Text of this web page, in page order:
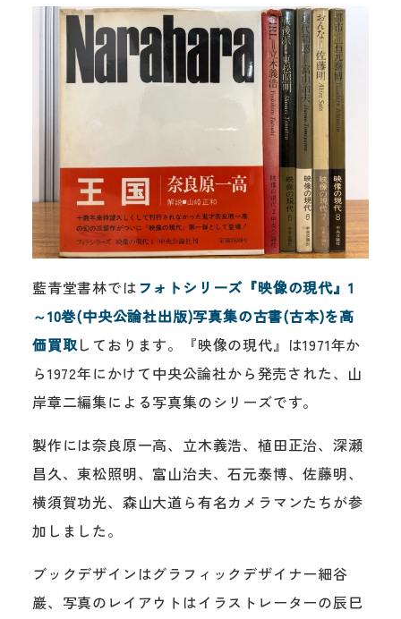
藍青堂書林では フォトシリーズ『映像の現代』1
～10巻(中央公論社出版)写真集の古書(古本)を高
価買取しております。『映像の現代』は1971年か
ら1972年にかけて中央公論社から発売された、山
岸章二編集による写真集のシリーズです。
製作には奈良原一高、立木義浩、植田正治、深瀬
昌久、東松照明、富山治夫、石元泰博、佐藤明、
横須賀功光、森山大道ら有名カメラマンたちが参
加しました。
ブックデザインはグラフィックデザイナー細谷
巖、写真のレイアウトはイラストレーターの辰巳